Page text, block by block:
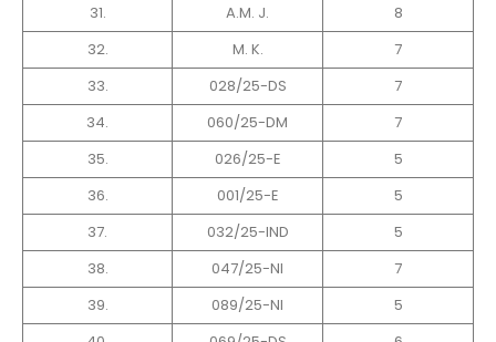
31.
A.M. J.
8
32.
M. K.
7
33.
028/25-DS
7
34.
060/25-DM
7
35.
026/25-E
5
36.
001/25-E
5
37.
032/25-IND
5
38.
047/25-NI
7
39.
089/25-NI
5